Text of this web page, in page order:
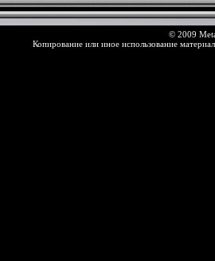
© 2009
Копирование или иное использование